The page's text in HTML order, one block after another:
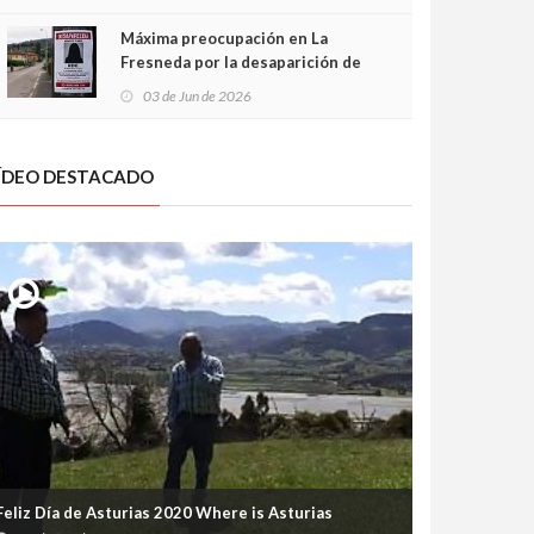
Máxima preocupación en La
Fresneda por la desaparición de
03 de Jun de 2026
DESTACADO
Día de Asturias 2020 Where is Asturias